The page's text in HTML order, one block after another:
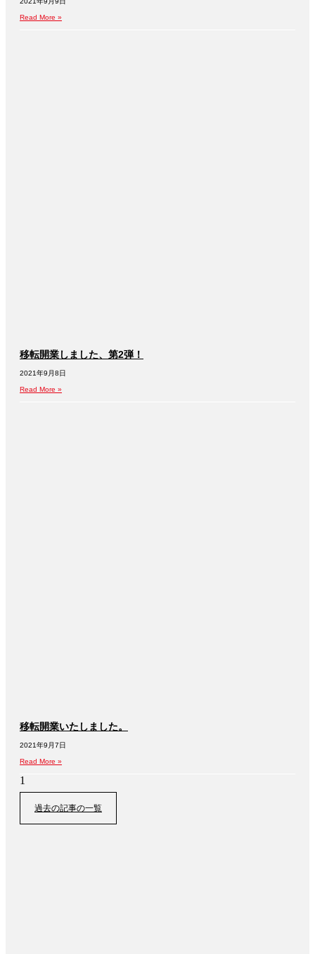
Read More »
移転開業しました、第2弾！
2021年9月8日
Read More »
移転開業いたしました。
2021年9月7日
Read More »
過去の記事の一覧